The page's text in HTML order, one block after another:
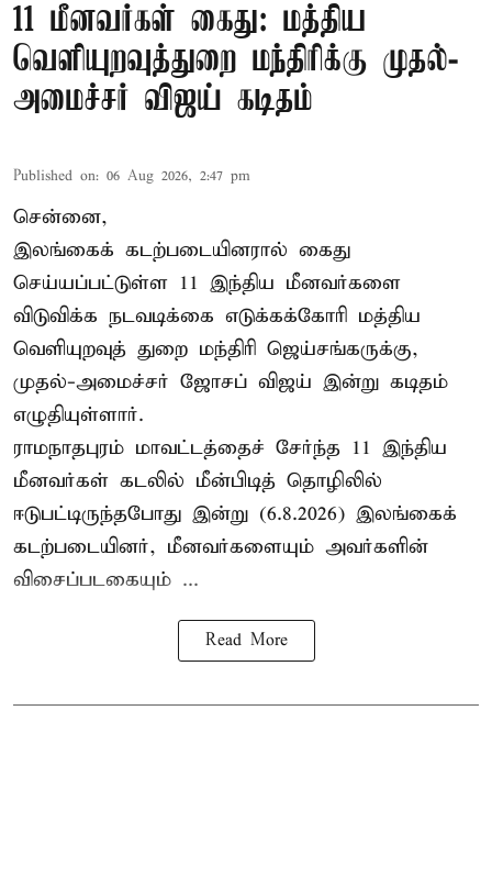
11 மீனவர்கள் கைது: மத்திய
வெளியுறவுத்துறை மந்திரிக்கு முதல்-
அமைச்சர் விஜய் கடிதம்
Published on: 06 Aug 2026, 2:47 pm
சென்னை,
இலங்கைக் கடற்படையினரால் கைது
செய்யப்பட்டுள்ள 11 இந்திய மீனவர்களை
விடுவிக்க நடவடிக்கை எடுக்கக்கோரி மத்திய
வெளியுறவுத் துறை மந்திரி ஜெய்சங்கருக்கு,
முதல்-அமைச்சர் ஜோசப் விஜய் இன்று கடிதம்
எழுதியுள்ளார்.
ராமநாதபுரம் மாவட்டத்தைச் சேர்ந்த 11 இந்திய
மீனவர்கள் கடலில் மீன்பிடித் தொழிலில்
ஈடுபட்டிருந்தபோது இன்று (6.8.2026) இலங்கைக்
கடற்படையினர், மீனவர்களையும் அவர்களின்
விசைப்படகையும் ...
Read More